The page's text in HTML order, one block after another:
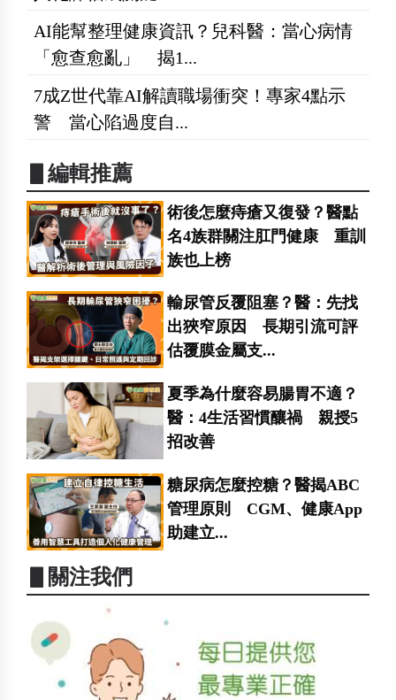
AI能幫整理健康資訊？兒科醫：當心病情
「愈查愈亂」 揭1...
7成Z世代靠AI解讀職場衝突！專家4點示
警 當心陷過度自...
▋編輯推薦
術後怎麼痔瘡又復發？醫點
名4族群關注肛門健康 重訓
族也上榜
輸尿管反覆阻塞？醫：先找
出狹窄原因 長期引流可評
估覆膜金屬支...
夏季為什麼容易腸胃不適？
醫：4生活習慣釀禍 親授5
招改善
糖尿病怎麼控糖？醫揭ABC
管理原則 CGM、健康App
助建立...
▋關注我們